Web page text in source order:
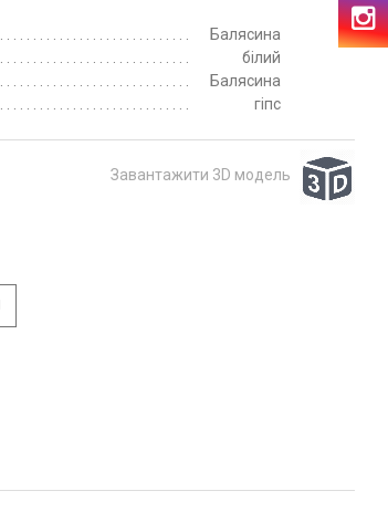
Балясина
білий
Балясина
гіпс
Завантажити 3D модель